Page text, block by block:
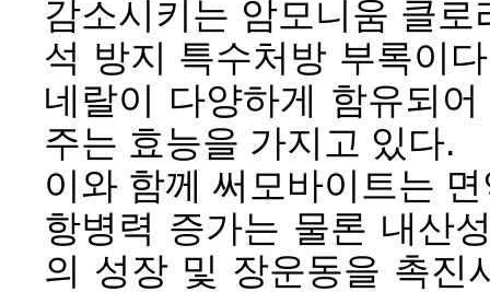
감소시키는 암모니움 클
석 방지 특수처방 부록이
네랄이 다양하게 함유되
주는 효능을 가지고 있다.
이와 함께 써모바이트는
항병력 증가는 물론 내산
의 성장 및 장운동을 촉진